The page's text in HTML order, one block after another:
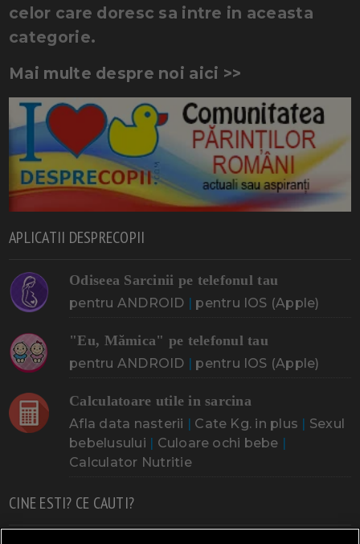
celor care doresc sa intre in aceasta
categorie.
Mai multe despre noi aici >>
APLICATII DESPRECOPII
Odiseea Sarcinii pe telefonul tau
pentru ANDROID | pentru IOS (Apple)
"Eu, Mămica" pe telefonul tau
pentru ANDROID | pentru IOS (Apple)
Calculatoare utile in sarcina
Afla data nasterii | Cate Kg. in plus | Sexul
bebelusului | Culoare ochi bebe |
Calculator Nutritie
CINE ESTI? CE CAUTI?